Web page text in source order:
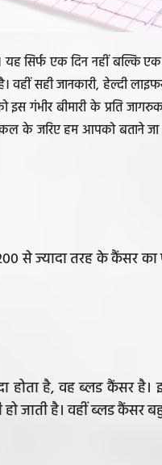
यह सिर्फ एक दिन नहीं बल्कि
वहीं सही जानकारी, हेल्दी
गंभीर बीमारी के प्रति
के जरिए हम आपको बताने
से ज्यादा तरह के कैंसर
होता है, वह ब्लड कैंसर
जाती है। वहीं ब्लड कैंसर